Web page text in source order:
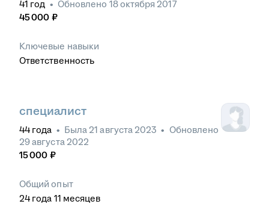
41 год • Обновлено 18 октября 2017
45 000 ₽
Ключевые навыки
Ответственность
специалист
44 года • Была 21 августа 2023 • Обновлено
29 августа 2022
15 000 ₽
Общий опыт
24 года 11 месяцев